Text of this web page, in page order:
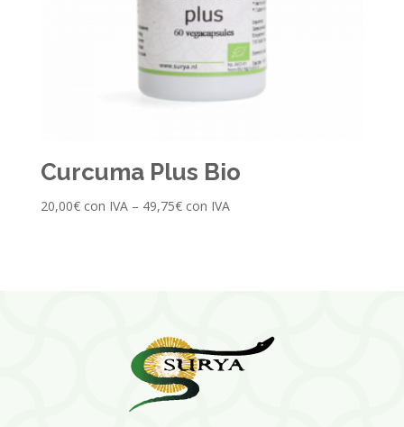
Curcuma Plus Bio
20,00€ con IVA– 49,75€ con IVA